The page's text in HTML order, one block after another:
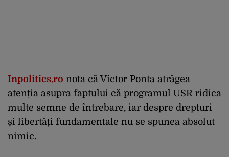
Inpolitics.ro nota că Victor Ponta atrăgea
atenția asupra faptului că programul USR ridica
multe semne de întrebare, iar despre drepturi
și libertăți fundamentale nu se spunea absolut
nimic.